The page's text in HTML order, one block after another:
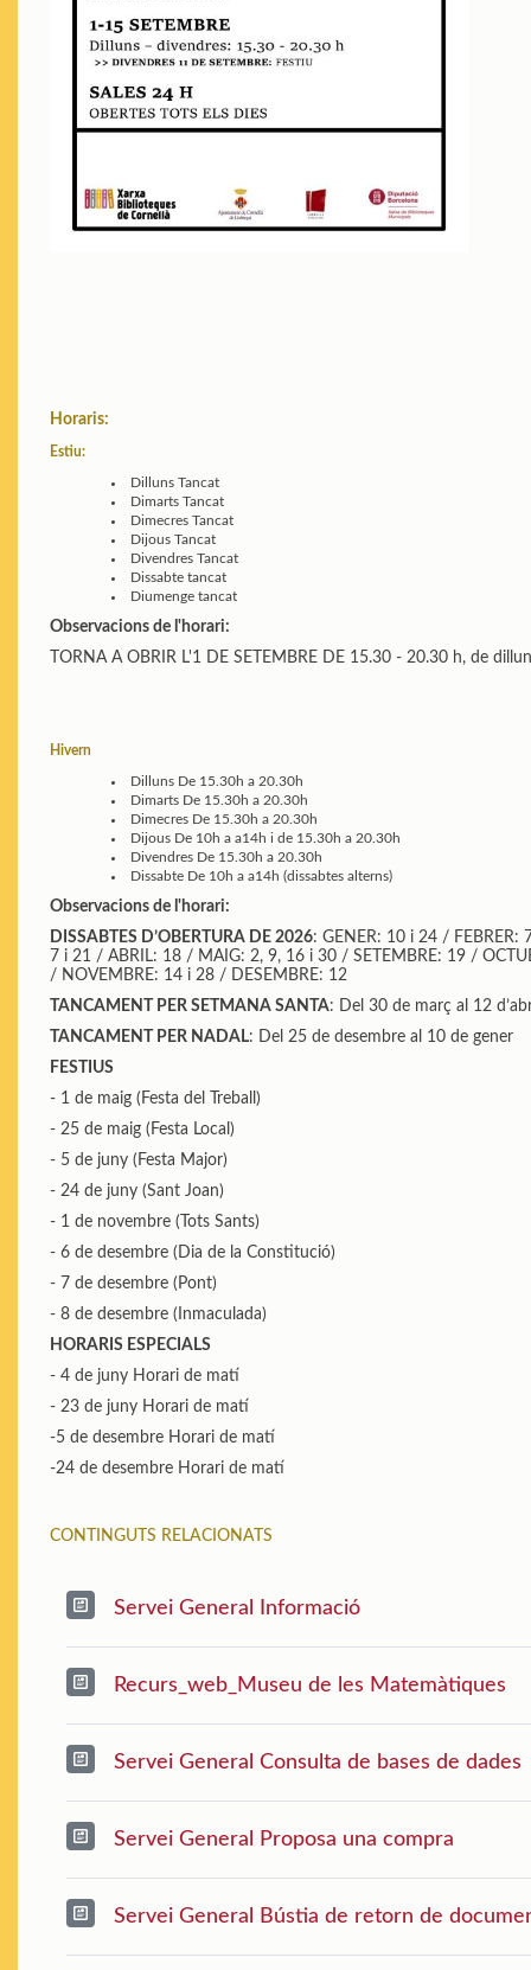
Horaris:
Estiu:
DillunsTancat
DimartsTancat
DimecresTancat
DijousTancat
DivendresTancat
Dissabtetancat
Diumengetancat
Observacions de l'horari:
TORNA A OBRIR L'1 DE SETEMBRE DE 15.30 - 20.30 h, de
Hivern
Dilluns De 15.30h a 20.30h
Dimarts De 15.30h a 20.30h
Dimecres De 15.30h a 20.30h
Dijous De 10h a a14h i de 15.30h a 20.30h
Divendres De 15.30h a 20.30h
Dissabte De 10h a a14h (dissabtes alterns)
Observacions de l'horari:
DISSABTES D’OBERTURA DE 2026: GENER: 10 i 24 / FEBRER:
7 i 21 / ABRIL: 18 / MAIG: 2, 9, 16 i 30 / SETEMBRE: 19 /
/ NOVEMBRE: 14 i 28 / DESEMBRE: 12
TANCAMENT PER SETMANA SANTA: Del 30 de març al 12
TANCAMENT PER NADAL: Del 25 de desembre al 10 de gener
FESTIUS
- 1 de maig (Festa del Treball)
- 25 de maig (Festa Local)
- 5 de juny (Festa Major)
- 24 de juny (Sant Joan)
- 1 de novembre (Tots Sants)
- 6 de desembre (Dia de la Constitució)
- 7 de desembre (Pont)
- 8 de desembre (Inmaculada)
HORARIS ESPECIALS
- 4 de juny Horari de matí
- 23 de juny Horari de matí
-5 de desembre Horari de matí
-24 de desembre Horari de matí
CONTINGUTS RELACIONATS
Servei General Informació
Recurs_web_Museu de les Matemàtiques
Servei General Consulta de bases de dades
Servei General Proposa una compra
Servei General Bústia de retorn de